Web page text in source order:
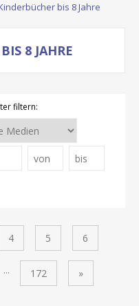
bis 8 Jahre
8 JAHRE
filtern:
4 5 6
... 172 »